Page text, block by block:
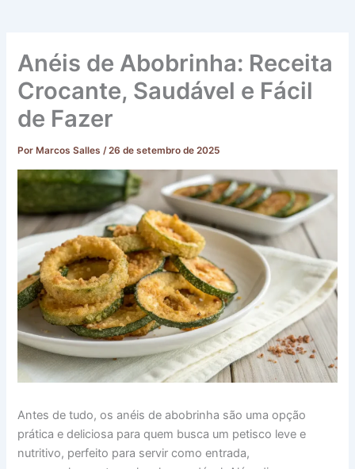
Anéis de Abobrinha: Receita
Crocante, Saudável e Fácil
de Fazer
Por Marcos Salles/26 de setembro de 2025
Antes de tudo, os anéis de abobrinha são uma opção
prática e deliciosa para quem busca um petisco leve e
nutritivo, perfeito para servir como entrada,